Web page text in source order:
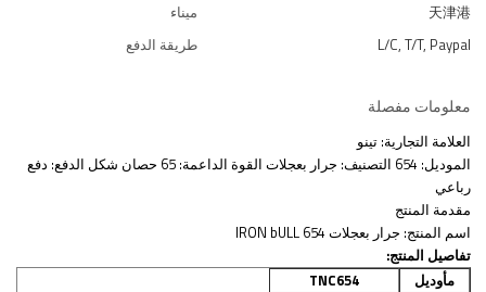
ميناء
天津港
طريقة الدفع
L/C, T/T, Paypal
معلومات مفصلة
العلامة التجارية: تينو
الموديل: 654 التصنيف: جرار بعجلات القوة الداعمة: 65 حصان شكل الدفع: دفع
رباعي
مقدمة المنتج
اسم المنتج: جرار بعجلات IRON bULL 654
تفاصيل المنتج:
مأوديل
TNC654